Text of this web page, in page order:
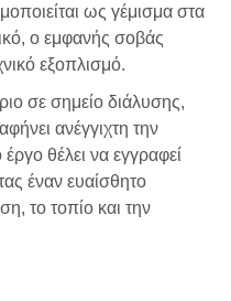
ως γέμισμα στα
ο εμφανής σοβάς
εξοπλισμό.
σε σημείο διάλυσης,
ανέγγιχτη την
θέλει να εγγραφεί
έναν ευαίσθητο
το τοπίο και την